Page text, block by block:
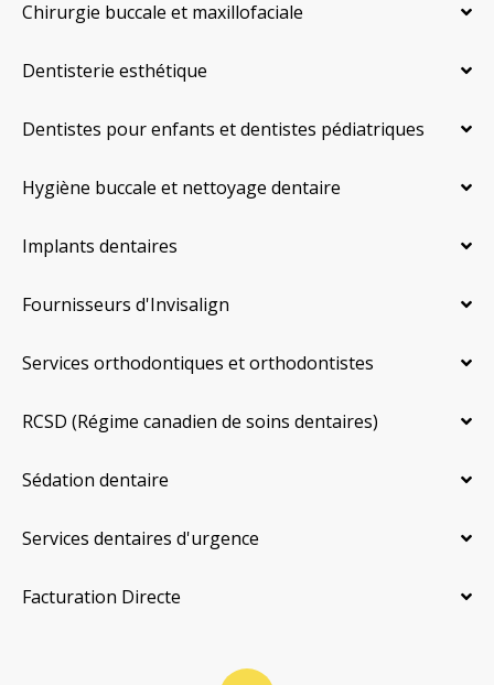
Chirurgie buccale et maxillofaciale
Dentisterie esthétique
Dentistes pour enfants et dentistes pédiatriques
Hygiène buccale et nettoyage dentaire
Implants dentaires
Fournisseurs d'Invisalign
Services orthodontiques et orthodontistes
RCSD (Régime canadien de soins dentaires)
Sédation dentaire
Services dentaires d'urgence
Facturation Directe